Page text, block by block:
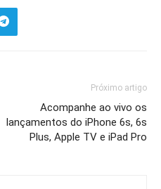
Próximo artigo
Acompanhe ao vivo os
lançamentos do iPhone 6s, 6s
Plus, Apple TV e iPad Pro